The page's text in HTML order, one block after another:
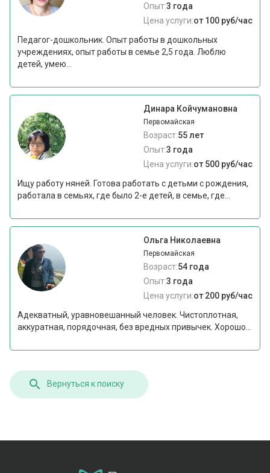
Опыт:3 года
Цена услуги:от 100 руб/час
Педагог-дошкольник. Опыт работы в дошкольных
учреждениях, опыт работы в семье 2,5 года. Люблю
детей, умею...
Динара Койчумановна
Первомайская
Возраст:55 лет
Опыт:3 года
Цена услуги:от 500 руб/час
Ищу работу няней. Готова работать с детьми с рождения,
работала в семьях, где было 2-е детей, в семье, где...
Ольга Николаевна
Первомайская
Возраст:54 года
Опыт:3 года
Цена услуги:от 200 руб/час
Адекватный, уравновешанный человек. Чистоплотная,
аккуратная, порядочная, без вредных привычек. Хорошо...
Вернуться к поиску